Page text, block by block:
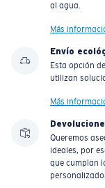
al agua.
Más
Envío
Esta opción
utilizan
Más
Queremos
ideales, por
que cumplan